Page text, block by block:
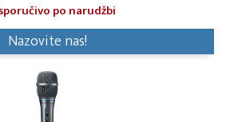
po narudžbi
Nazovite nas!